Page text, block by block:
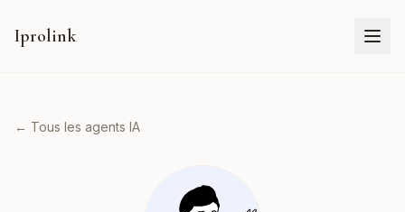
Iprolink
← Tous les agents IA